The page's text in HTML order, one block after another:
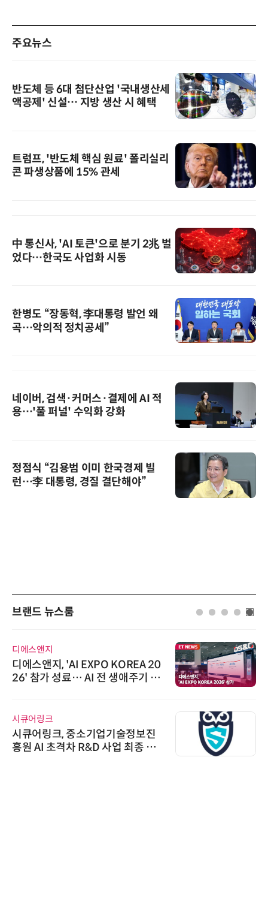
주요뉴스
반도체 등 6대 첨단산업 '국내생산세
액공제' 신설… 지방 생산 시 혜택
트럼프, '반도체 핵심 원료' 폴리실리
콘 파생상품에 15% 관세
中 통신사, 'AI 토큰'으로 분기 2兆 벌
었다…한국도 사업화 시동
한병도 “장동혁, 李대통령 발언 왜
곡…악의적 정치공세”
네이버, 검색·커머스·결제에 AI 적
용…'풀 퍼널' 수익화 강화
정점식 “김용범 이미 한국경제 빌
런…李 대통령, 경질 결단해야”
브랜드 뉴스룸
디에스앤지
디에스앤지, 'AI EXPO KOREA 20
26' 참가 성료… AI 전 생애주기 아
시큐어링크
시큐어링크, 중소기업기술정보진
흥원 AI 초격차 R&D 사업 최종 선